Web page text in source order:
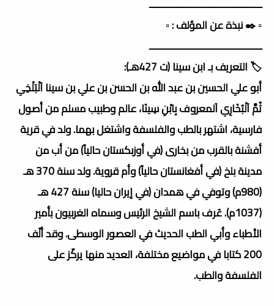
ــــــــــــــــــــــــــــــــــــــــــــــ
▫️ ✒️ نبذة عن المؤلف : ▫️
ــــــــــــــــــــــــــــــــــــــــــــــ
🏷️ التعريف بـ ابن سينا (ت 427هـ):
أبو علي الحسين بن عبد الله بن الحسن بن علي بن سينا اَلْبَلْخِي
ثُمَّ اَلْبُخَارِي اَلمعروف بِابْنِ سِينَا، عالم وطبيب مسلم من أصول
فارسية، اشتهر بالطب والفلسفة واشتغل بهما. ولد في قرية
أفشنة بالقرب من بخارى (في أوزبكستان حالياً) من أب من
مدينة بلخ (في أفغانستان حالياً) وأم قروية. ولد سنة 370 هـ
(980م) وتوفي في همدان (في إيران حاليا) سنة 427 هـ
(1037م). عُرف باسم الشيخ الرئيس وسماه الغربيون بأمير
الأطباء وأبي الطب الحديث في العصور الوسطى. وقد ألّف
200 كتابا في مواضيع مختلفة، العديد منها يركّز على
الفلسفة والطب.